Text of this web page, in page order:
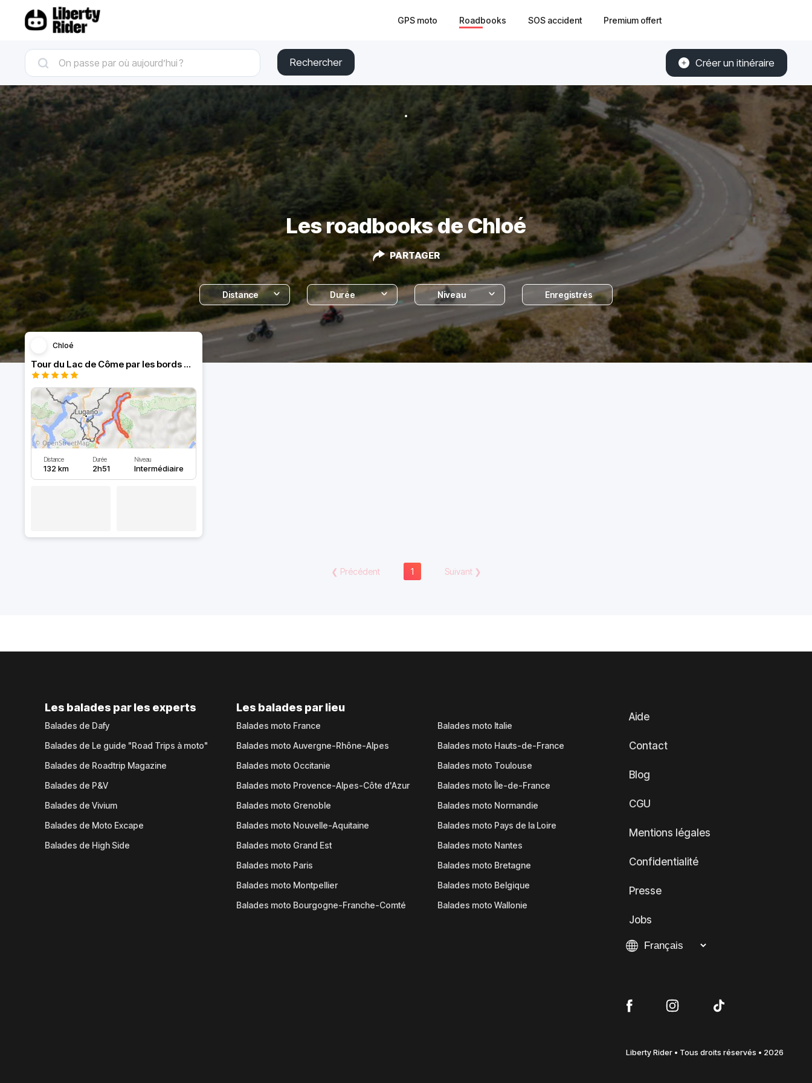
GPS moto Roadbooks SOS accident Premium offert
Rechercher Créer un itinéraire
Les roadbooks de Chloé
PARTAGER
Distance Durée Niveau Enregistrés
Chloé
Tour du Lac de Côme par les bords du lac. Vues incroyables.
Distance
132 km
Durée
2h51
Niveau
Intermédiaire
❮ Précédent 1 Suivant❯
Les balades par les experts
Balades de Dafy
Balades de Le guide "Road Trips à moto"
Balades de Roadtrip Magazine
Balades de P&V
Balades de Vivium
Balades de Moto Excape
Balades de High Side
Les balades par lieu
Balades moto France
Balades moto Auvergne-Rhône-Alpes
Balades moto Occitanie
Balades moto Provence-Alpes-Côte d'Azur
Balades moto Grenoble
Balades moto Nouvelle-Aquitaine
Balades moto Grand Est
Balades moto Paris
Balades moto Montpellier
Balades moto Bourgogne-Franche-Comté
Balades moto Italie
Balades moto Hauts-de-France
Balades moto Toulouse
Balades moto Île-de-France
Balades moto Normandie
Balades moto Pays de la Loire
Balades moto Nantes
Balades moto Bretagne
Balades moto Belgique
Balades moto Wallonie
Aide
Contact
Blog
CGU
Mentions légales
Confidentialité
Presse
Jobs
Liberty Rider • Tous droits réservés • 2026